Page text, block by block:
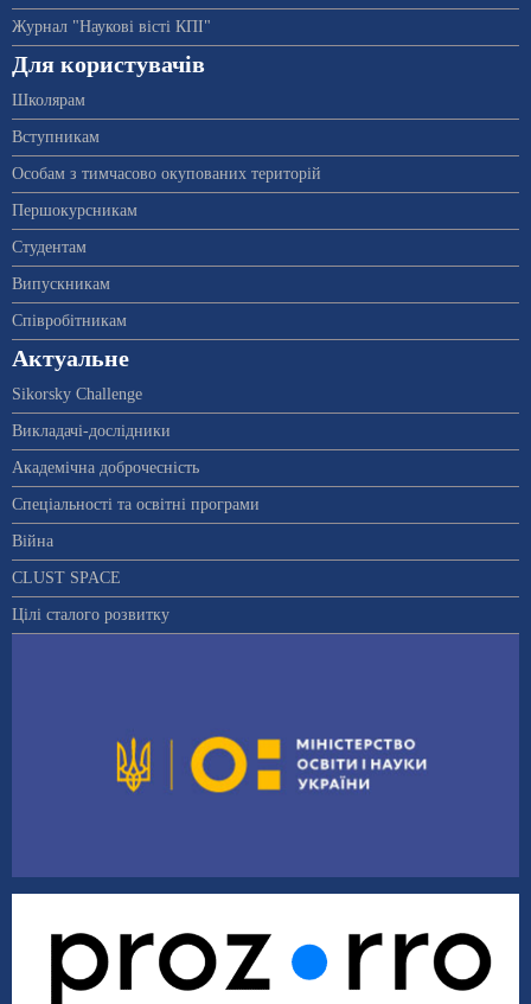
Журнал "Наукові вісті КПІ"
Для користувачів
Школярам
Вступникам
Особам з тимчасово окупованих територій
Першокурсникам
Студентам
Випускникам
Співробітникам
Актуальне
Sikorsky Challenge
Викладачі-дослідники
Академічна доброчесність
Спеціальності та освітні програми
Війна
CLUST SPACE
Цілі сталого розвитку